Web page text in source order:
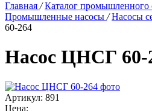
Главная / Каталог промышленного
Промышленные насосы / Насосы
60-264
Насос ЦНСГ 60-
Артикул: 891
Цена: